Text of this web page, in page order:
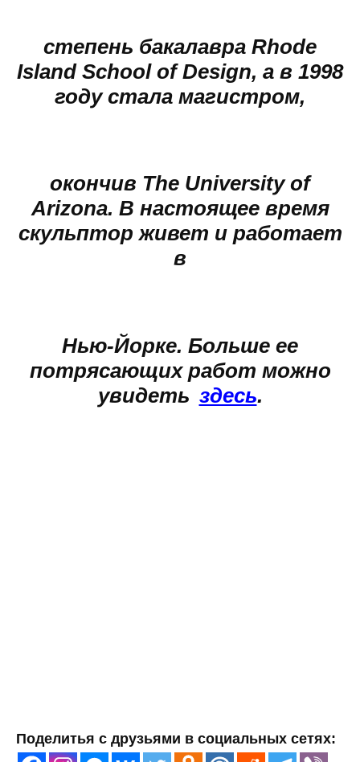
степень бакалавра Rhode
Island School of Design, а в 1998
году стала магистром,
окончив The University of
Arizona. В настоящее время
скульптор живет и работает
в
Нью-Йорке. Больше ее
потрясающих работ можно
увидеть здесь.
Поделитья с друзьями в социальных сетях: